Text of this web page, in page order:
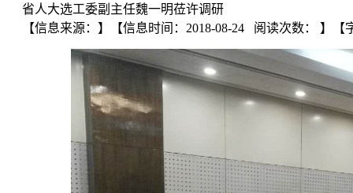
省人大选工委副主任魏一明莅许调研
【信息来源： 】 【信息时间：2018-08-24 阅读次数： 】【